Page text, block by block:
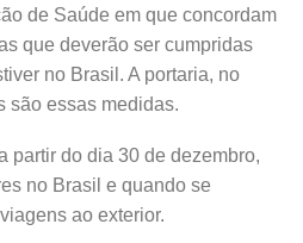
de Saúde em que concordam
que deverão ser cumpridas
no Brasil. A portaria, no
são essas medidas.
partir do dia 30 de dezembro,
no Brasil e quando se
ao exterior.